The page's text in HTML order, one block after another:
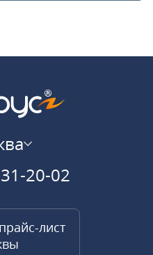
20-02
лист